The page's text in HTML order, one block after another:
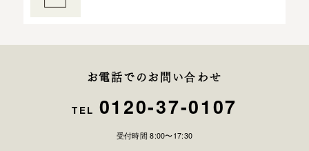
お電話でのお問い合わせ
TEL 0120-37-0107
受付時間 8:00〜17:30